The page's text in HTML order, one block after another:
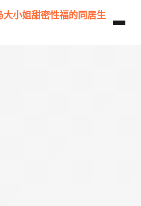
大小姐甜密性福的同居生